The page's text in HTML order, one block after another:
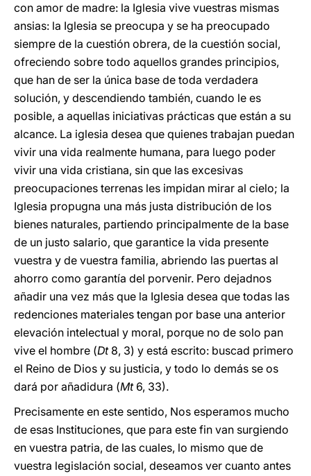
con amor de madre: la Iglesia vive vuestras mismas
ansias: la Iglesia se preocupa y se ha preocupado
siempre de la cuestión obrera, de la cuestión social,
ofreciendo sobre todo aquellos grandes principios,
que han de ser la única base de toda verdadera
solución, y descendiendo también, cuando le es
posible, a aquellas iniciativas prácticas que están a su
alcance. La iglesia desea que quienes trabajan puedan
vivir una vida realmente humana, para luego poder
vivir una vida cristiana, sin que las excesivas
preocupaciones terrenas les impidan mirar al cielo; la
Iglesia propugna una más justa distribución de los
bienes naturales, partiendo principalmente de la base
de un justo salario, que garantice la vida presente
vuestra y de vuestra familia, abriendo las puertas al
ahorro como garantía del porvenir. Pero dejadnos
añadir una vez más que la Iglesia desea que todas las
redenciones materiales tengan por base una anterior
elevación intelectual y moral, porque no de solo pan
vive el hombre (Dt8, 3) y está escrito: buscad primero
el Reino de Dios y su justicia, y todo lo demás se os
dará por añadidura (Mt 6, 33).
Precisamente en este sentido, Nos esperamos mucho
de esas Instituciones, que para este fin van surgiendo
en vuestra patria, de las cuales, lo mismo que de
vuestra legislación social, deseamos ver cuanto antes